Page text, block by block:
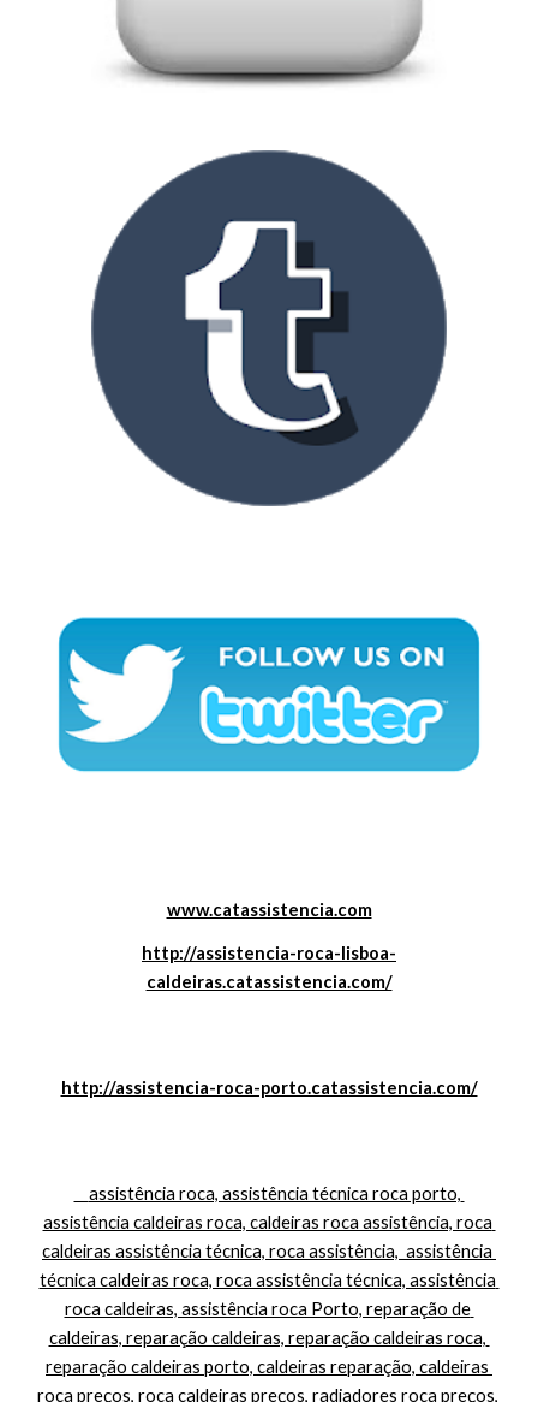
www.catassistencia.com
http://assistencia-roca-lisboa-
caldeiras.catassistencia.com/
http://assistencia-roca-porto.catassistencia.com/
assistência caldeiras roca, caldeiras roca assistência, roca
caldeiras assistência técnica, roca assistência,  assistência
técnica caldeiras roca, roca assistência técnica, assistência
roca caldeiras, assistência roca Porto, reparação de
caldeiras, reparação caldeiras, reparação caldeiras roca,
reparação caldeiras porto, caldeiras reparação, caldeiras
roca preços, roca caldeiras preços, radiadores roca preços,